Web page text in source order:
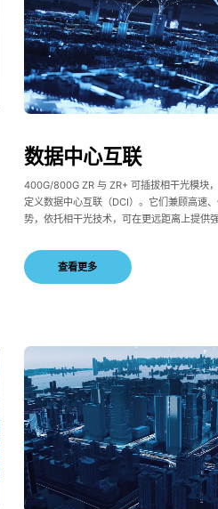
数据中心互联
400G/800G ZR 与 ZR+ 可插拔相干光模块
定义数据中心互联（DCI）。它们兼顾高速
势，依托相干光技术，可在更远距离上提供
择。
查看更多